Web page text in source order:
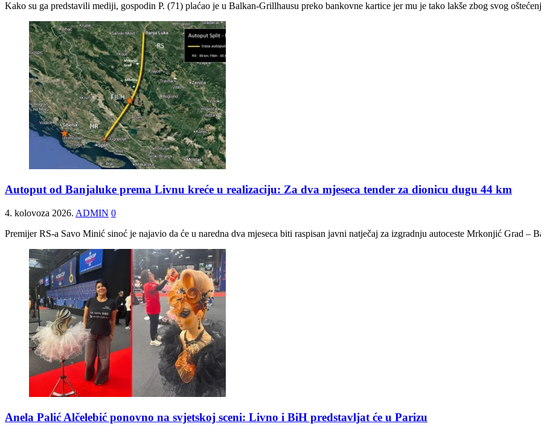
Kako su ga predstavili mediji, gospodin P. (71) plaćao je u Balkan-Grillhausu preko bankovne kartice jer mu je tako lakše zbog svog
Autoput od Banjaluke prema Livnu kreće u realizaciju: Za dva mjeseca tender za dionicu dugu 44 km
4. kolovoza 2026. ADMIN 0
Premijer RS-a Savo Minić sinoć je najavio da će u naredna dva mjeseca biti raspisan javni natječaj za izgradnju autoceste Mrkonjić Grad –
Anela Palić Alčelebić ponovno na svjetskoj sceni: Livno i BiH predstavljat će u Parizu